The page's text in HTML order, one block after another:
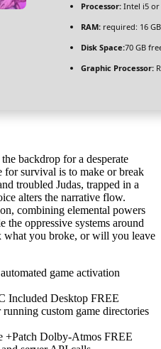
Processor: Intel i5 or
RAM: required: 16
Disk Space:70 GB
Graphic Processor:
backdrop for a desperate
for survival is to make or break
troubled Judas, trapped in a
alters the narrative flow.
combining elemental powers
the oppressive systems around
you broke, or will you leave
game activation
Included Desktop FREE
custom game directories
+Patch Dolby-Atmos FREE